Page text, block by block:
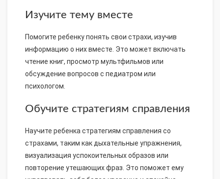
Изучите тему вместе
Помогите ребенку понять свои страхи, изучив
информацию о них вместе. Это может включать
чтение книг, просмотр мультфильмов или
обсуждение вопросов с педиатром или
психологом.
Обучите стратегиям справления
Научите ребенка стратегиям справления со
страхами, таким как дыхательные упражнения,
визуализация успокоительных образов или
повторение утешающих фраз. Это поможет ему